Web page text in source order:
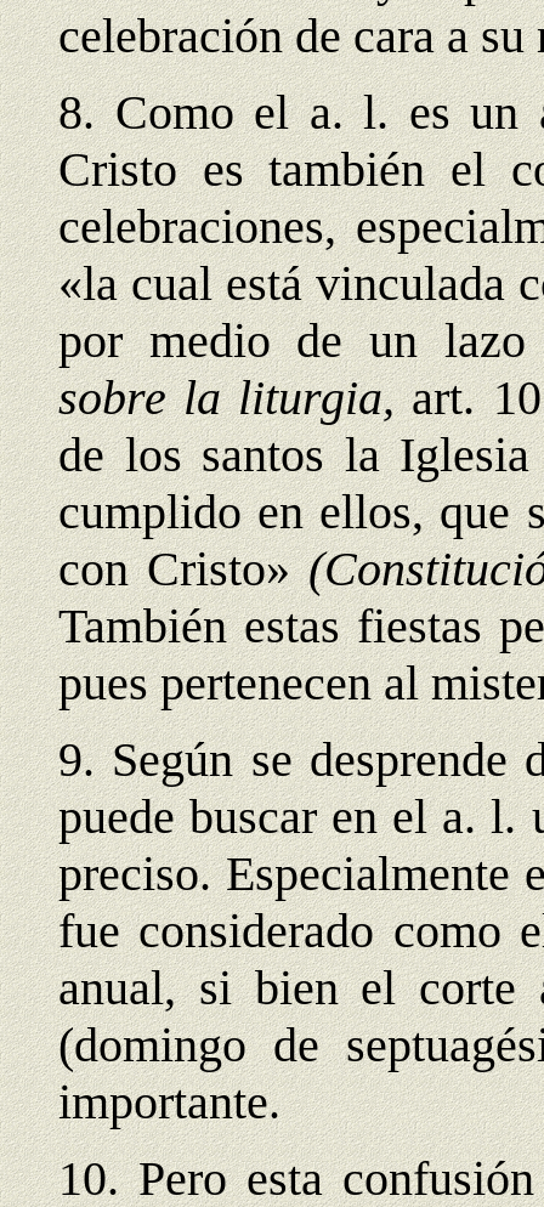
celebración de cara a su
8. Como el a. l. es un
Cristo es también el
celebraciones,
«la cual está vinculada
por medio de un
sobre la liturgia,art.
de los santos la
cumplido en ellos, que
con Cristo»
También estas fiestas
pues pertenecen al
9. Según se desprende
puede buscar en el a.
preciso. Especialmente
fue considerado como
anual, si bien el corte
(domingo de
importante.
10. Pero esta